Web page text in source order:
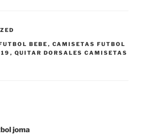
BEBE , CAMISETAS FUTBOL
, QUITAR DORSALES CAMISETAS
joma